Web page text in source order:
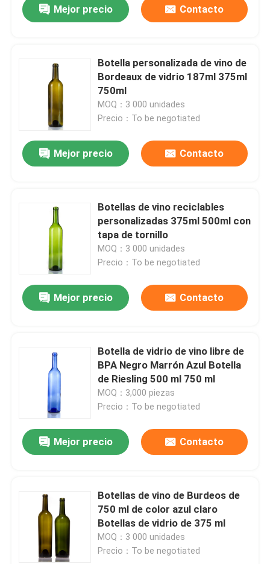
Mejor precio Contacto
Botella personalizada de vino de
Bordeaux de vidrio 187ml 375ml
750ml
MOQ：3 000 unidades
Precio：To be negotiated
Mejor precio Contacto
Botellas de vino reciclables
personalizadas 375ml 500ml con
tapa de tornillo
MOQ：3 000 unidades
Precio：To be negotiated
Mejor precio Contacto
Botella de vidrio de vino libre de
BPA Negro Marrón Azul Botella
de Riesling 500 ml 750 ml
MOQ：3,000 piezas
Precio：To be negotiated
Mejor precio Contacto
Botellas de vino de Burdeos de
750 ml de color azul claro
Botellas de vidrio de 375 ml
MOQ：3 000 unidades
Precio：To be negotiated